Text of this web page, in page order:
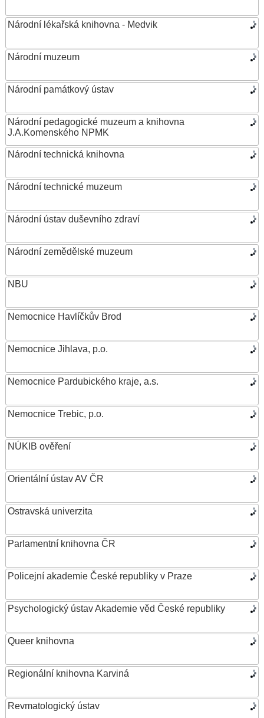
Národní lékařská knihovna - Medvik
Národní muzeum
Národní památkový ústav
Národní pedagogické muzeum a knihovna
J.A.Komenského NPMK
Národní technická knihovna
Národní technické muzeum
Národní ústav duševního zdraví
Národní zemědělské muzeum
NBU
Nemocnice Havlíčkův Brod
Nemocnice Jihlava, p.o.
Nemocnice Pardubického kraje, a.s.
Nemocnice Trebic, p.o.
NÚKIB ověření
Orientální ústav AV ČR
Ostravská univerzita
Parlamentní knihovna ČR
Policejní akademie České republiky v Praze
Psychologický ústav Akademie věd České republiky
Queer knihovna
Regionální knihovna Karviná
Revmatologický ústav